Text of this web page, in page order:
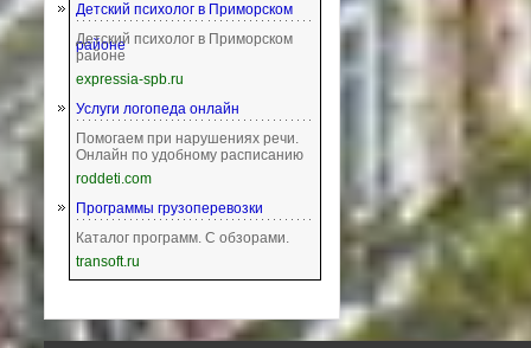
Детский психолог в Приморском
районе
Детский психолог в Приморском
районе
expressia-spb.ru
Услуги логопеда онлайн
Помогаем при нарушениях речи.
Онлайн по удобному расписанию
roddeti.com
Программы грузоперевозки
Каталог программ. С обзорами.
transoft.ru